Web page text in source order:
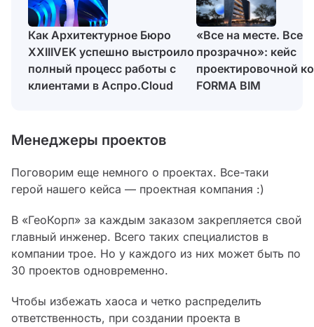
Как Архитектурное Бюро
XXIIIVEK успешно выстроило
полный процесс работы с
клиентами в Аспро.Cloud
«Все на месте. Все
прозрачно»: кейс
проектировочной
FORMA BIM
Менеджеры проектов
Поговорим еще немного о проектах. Все-таки
герой нашего кейса — проектная компания :)
В «ГеоКорп» за каждым заказом закрепляется свой
главный инженер. Всего таких специалистов в
компании трое. Но у каждого из них может быть по
30 проектов одновременно.
Чтобы избежать хаоса и четко распределить
ответственность, при создании проекта в